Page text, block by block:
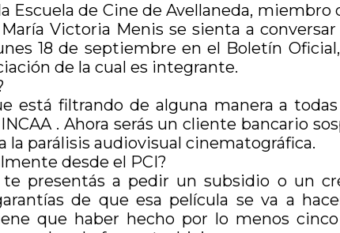
Escuela de Cine de Avellaneda,
Victoria Menis se sienta a
18 de septiembre en el Boletín
de la cual es integrante.
está filtrando de alguna manera a
. Ahora serás un cliente bancario
parálisis audiovisual cinematográfica.
desde el PCI?
presentás a pedir un subsidio o un
de que esa película se va a
que haber hecho por lo menos cinco